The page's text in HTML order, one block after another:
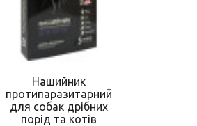
Нашийник
протипаразитарний
для собак дрібних
порід та котів